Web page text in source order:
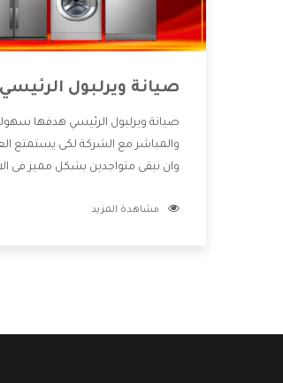
صيانة ويرلبول الرئيسي
صيانة ويرلبول الرئيسي هدفها
والمباشر مع الشركة لكى يستمتع
وان نبقى متواجدين بشكل مميز فى
بالخدمات التى تنفرد الشركة بها
مشاهدة المزيد